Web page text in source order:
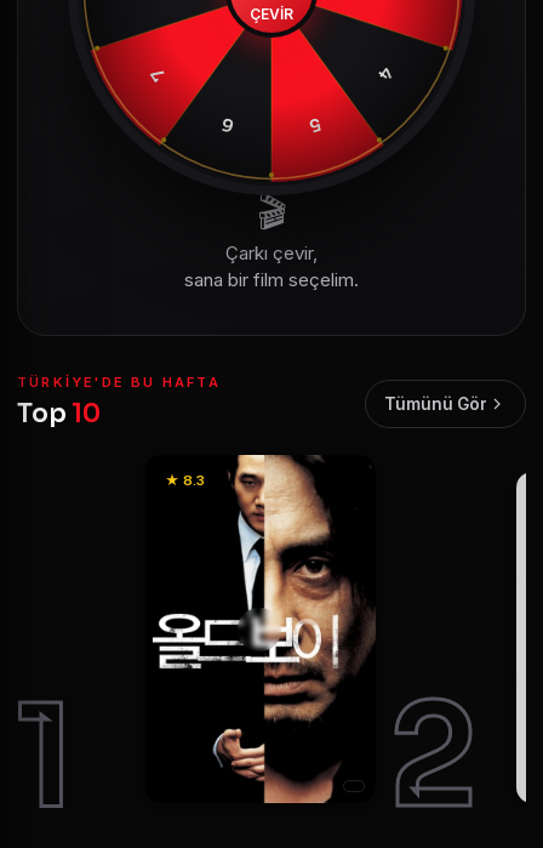
4
5
6
7
ÇEVİR
🎬
Çarkı çevir,
sana bir film seçelim.
TÜRKIYE'DE BU HAFTA
Top 10 Tümünü Gör
1
★ 8.3
2